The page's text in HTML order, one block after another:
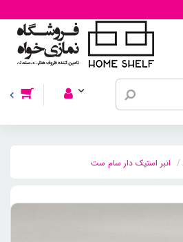
انبر استیک دار سام ست